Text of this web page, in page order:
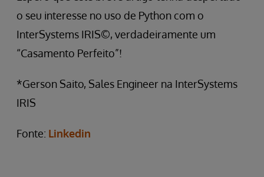
o seu interesse no uso de Python com o
InterSystems IRIS©, verdadeiramente um
“Casamento Perfeito”!
*Gerson Saito, Sales Engineer na InterSystems
IRIS
Fonte: Linkedin